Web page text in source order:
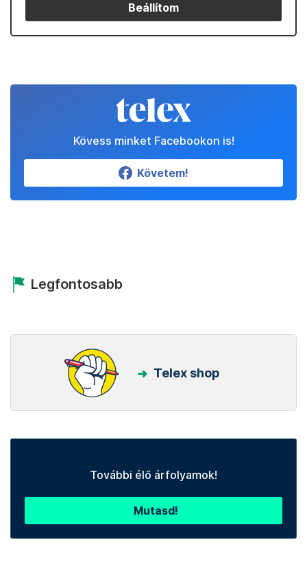
Beállítom
Kövess minket Facebookon is!
Követem!
Legfontosabb
Telex shop
További élő árfolyamok!
Mutasd!